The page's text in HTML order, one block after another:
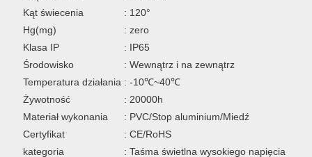
Kąt świecenia
: 120°
Hg(mg)
: zero
Klasa IP
: IP65
Środowisko
: Wewnątrz i na zewnątrz
Temperatura działania : -10℃~40℃
Żywotność
: 20000h
Materiał wykonania
: PVC/Stop aluminium/Miedź
Certyfikat
: CE/RoHS
kategoria
: Taśma świetlna wysokiego napięcia